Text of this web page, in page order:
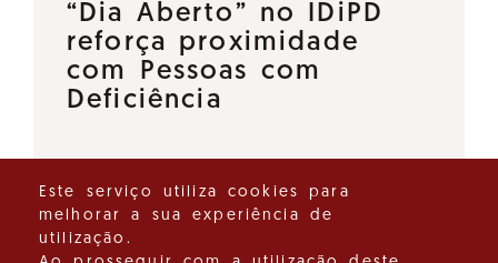
“Dia Aberto” no IDiPD
reforça proximidade
com Pessoas com
Deficiência
Pessoas com Deficiência (IDiPD)
lançou a iniciativa “Dia Aberto”,
Este serviço utiliza cookies para
melhorar a sua experiência de
utilização.